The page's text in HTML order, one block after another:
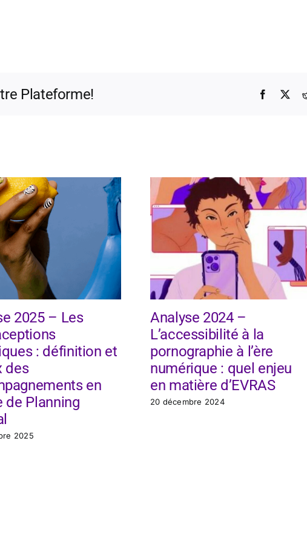
Plateforme! Facebook
X
2025 – Les
: définition et
des
en
de Planning
2025
Analyse 2024 –
L’accessibilité à la
pornographie à l’ère
numérique : quel enjeu
en matière d’EVRAS
20 décembre 2024